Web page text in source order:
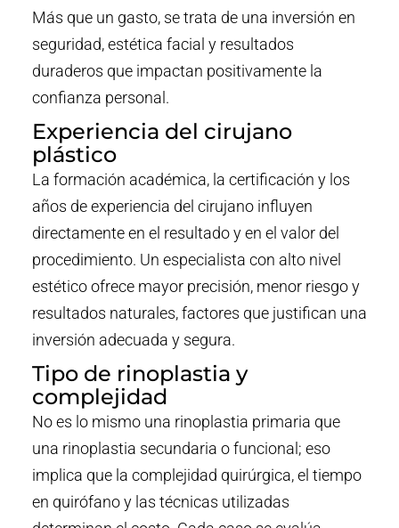
Más que un gasto, se trata de una inversión en
seguridad, estética facial y resultados
duraderos que impactan positivamente la
confianza personal.
Experiencia del cirujano
plástico
La formación académica, la certificación y los
años de experiencia del cirujano influyen
directamente en el resultado y en el valor del
procedimiento. Un especialista con alto nivel
estético ofrece mayor precisión, menor riesgo y
resultados naturales, factores que justifican una
inversión adecuada y segura.
Tipo de rinoplastia y
complejidad
No es lo mismo una rinoplastia primaria que
una rinoplastia secundaria o funcional; eso
implica que la complejidad quirúrgica, el tiempo
en quirófano y las técnicas utilizadas